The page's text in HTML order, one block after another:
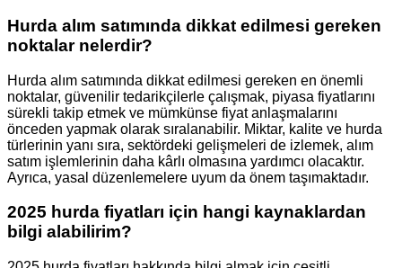
Hurda alım satımında dikkat edilmesi gereken
noktalar nelerdir?
Hurda alım satımında dikkat edilmesi gereken en önemli
noktalar, güvenilir tedarikçilerle çalışmak, piyasa fiyatlarını
sürekli takip etmek ve mümkünse fiyat anlaşmalarını
önceden yapmak olarak sıralanabilir. Miktar, kalite ve hurda
türlerinin yanı sıra, sektördeki gelişmeleri de izlemek, alım
satım işlemlerinin daha kârlı olmasına yardımcı olacaktır.
Ayrıca, yasal düzenlemelere uyum da önem taşımaktadır.
2025 hurda fiyatları için hangi kaynaklardan
bilgi alabilirim?